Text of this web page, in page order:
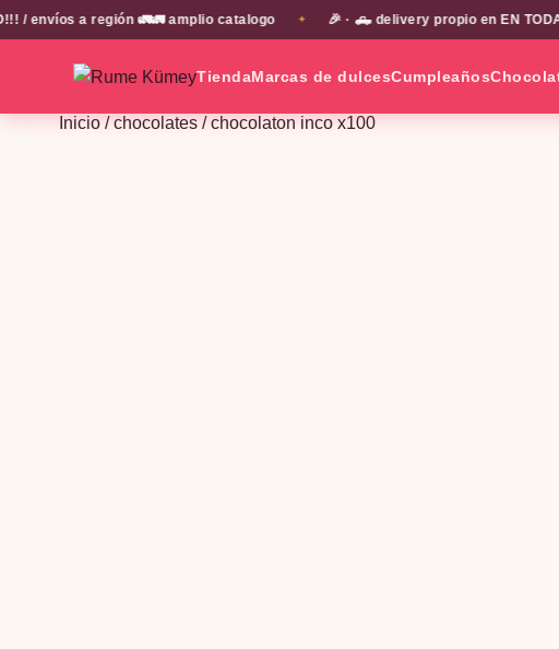
a región 🚛🚛 amplio catalogo ✦ 🎉 · 🛻 delivery propio en EN TODA LA
TiendaMarcas de dulcesCumpleaños
Inicio/chocolates/ chocolaton inco x100